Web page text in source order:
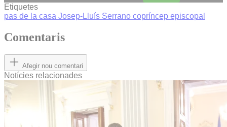
Etiquetes
pas de la casa Josep-Lluís Serrano copríncep episcopal
Comentaris
Afegir nou comentari
Notícies relacionades